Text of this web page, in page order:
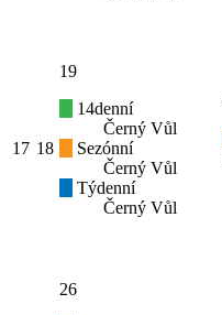
17 18
19
14denní
Černý Vůl
Sezónní
Černý Vůl
Týdenní
Černý Vůl
26